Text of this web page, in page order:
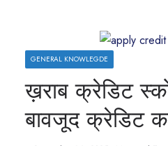
GENERAL KNOWLEGDE
ख़राब क्रेडिट
बावजूद क्रेडिट